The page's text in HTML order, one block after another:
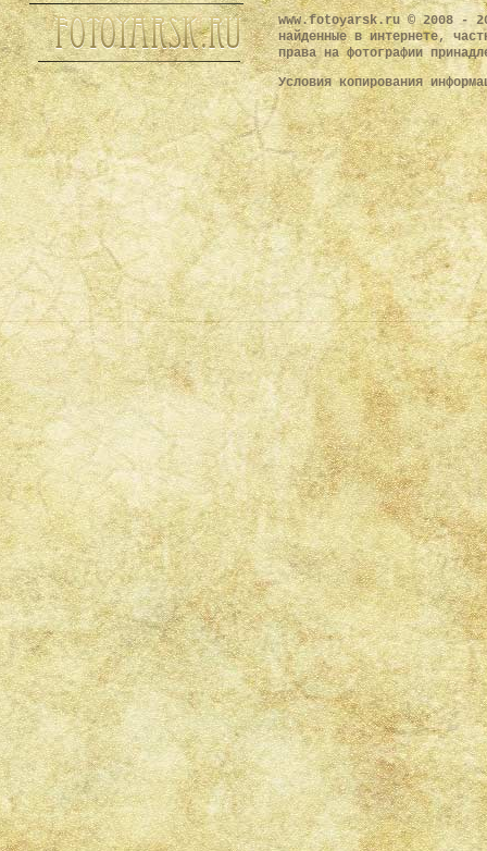
www.fotoyarsk.ru © 2008 -
найденные в интернете,
права на фотографии
Условия копирования